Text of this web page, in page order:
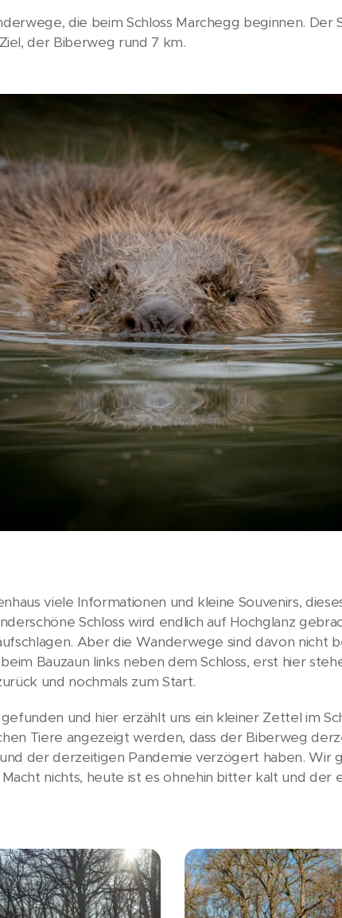
die beim Schloss Marchegg beginnen.
der Biberweg rund 7 km.
viele Informationen und kleine Souvenirs,
Schloss wird endlich auf Hochglanz
Aber die Wanderwege sind davon nicht
Bauzaun links neben dem Schloss, erst hier
und nochmals zum Start.
und hier erzählt uns ein kleiner Zettel im
Tiere angezeigt werden, dass der Biberweg
der derzeitigen Pandemie verzögert haben. Wir
nichts, heute ist es ohnehin bitter kalt und der